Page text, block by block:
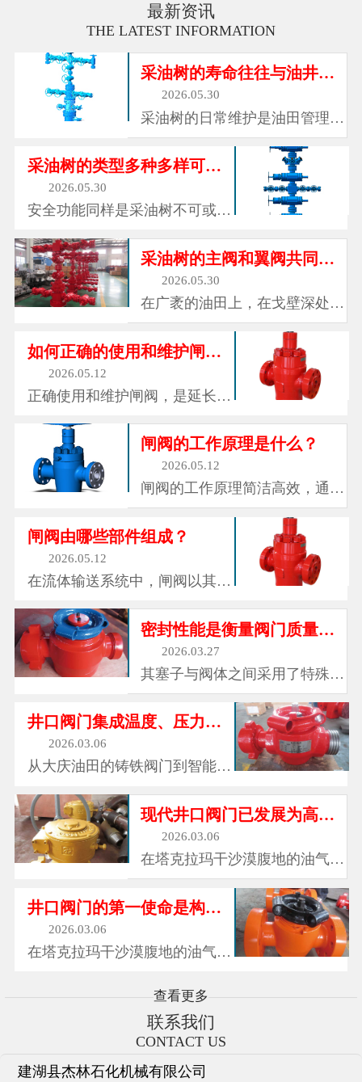
最新资讯
THE LATEST INFORMATION
采油树的寿命往往与油井的寿命相同
2026.05.30
采油树的日常维护是油田管理的
重要环节。操作人员每日巡检，
检查各连接处有无泄漏迹象，观
察压力表读数是否正常，确认阀
门操作是否灵活。定期对阀门进
行注脂和保养，确保密封面和阀
杆的润滑状态良好。对于长期不
动作...
采油树的类型多种多样可以适应不同的工况
2026.05.30
安全功能同样是采油树不可或缺
面临异常情况：地面管线破裂、
下游装置故障、井口着火、或者
操作失误导致压力异常升高。在
这些紧急情况下，采油树上的安
地面...
采油树的主阀和翼阀共同构成可控的通道
2026.05.30
在广袤的油田上，在戈壁深处的
采油厂，在海上钻井平台的甲板
边，总能看到一些由阀门、管路
和仪表组成的金属装置，它们矗
立在每一口油井的井口，外形如
同一个多枝杈的金属树。这就是
采油树，油气开采领域中最常见
也最...
如何正确的使用和维护闸阀？
2026.05.12
正确使用和维护闸阀，是延长其
键。操作时，需平稳转动手轮，
避免用力过猛导致阀杆损坏或密
封失效;开启和关闭阀门时，要
注意观察流体流动状态，避免在
防止闸...
闸阀的工作原理是什么？
2026.05.12
闸阀的工作原理简洁高效，通过
旋转手轮带动阀杆上下移动，进
而驱动闸板在阀体内做垂直升降
运动。当闸板完全升起时，流体
可沿阀体通道顺畅通过，此时阀
门处于全开状态;当闸板下降至
与阀座完全贴合时，流体被阻
断，阀...
闸阀由哪些部件组成？
2026.05.12
在流体输送系统中，闸阀以其结
良的特点，成为各行各业不可或
缺的控制设备。它默默伫立在管
道之间，通过启闭闸板来控制流
体的通断，调节流量大小，守护
政供...
密封性能是衡量阀门质量的重要指标之一
2026.03.27
其塞子与阀体之间采用了特殊的
密封设计，通常采用橡胶、聚四
氟乙烯等优质密封材料，能够形
成可靠的密封屏障，有效防止介
质泄漏。无论是气体、液体还是
腐蚀性介质，旋塞阀都能紧紧锁
住，确保流体在管道中安全运
行。...
井口阀门集成温度、压力、振动等16类传感器
2026.03.06
从大庆油田的铸铁阀门到智能油
到系统控制枢纽，井口阀门的进
化史折射出中国能源工业的转型
升级。据统计，2025年全球智能
井口阀门市场规模将突破80亿美
现代井口阀门已发展为高精度流量控制系统
2026.03.06
在塔克拉玛干沙漠腹地的油气钻
井平台上，在渤海湾海底3000米
深的油气管道中，在四川盆地页
岩气井的数字化控制中心里，井
口阀门正以每秒数次的精准动
作，调控着地下能源的流动。这
些看似普通的金属装置，实则是
油...
井口阀门的第一使命是构建多重安全防护体系
2026.03.06
在塔克拉玛干沙漠腹地的油气钻
深的油气管道中，在四川盆地页
岩气井的数字化控制中心里，井
口阀门正以每秒数次的精准动
些看似普通的金属装置，实则是
查看更多
联系我们
CONTACT US
建湖县杰林石化机械有限公司